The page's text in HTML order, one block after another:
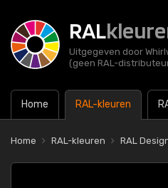
RAL
Uitgegeven door
(geen RAL-
Home RAL-kleuren
Home RAL-kleuren RAL